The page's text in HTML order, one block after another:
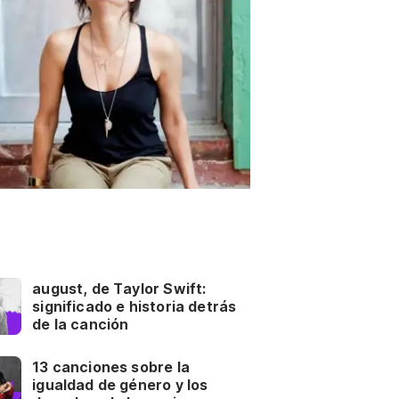
august, de Taylor Swift:
significado e historia detrás
de la canción
13 canciones sobre la
igualdad de género y los